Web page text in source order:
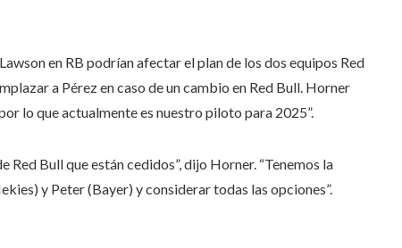
en RB podrían afectar el plan de los dos equipos Red
a Pérez en caso de un cambio en Red Bull. Horner
lo que actualmente es nuestro piloto para 2025”.
Bull que están cedidos”, dijo Horner. “Tenemos la
y Peter (Bayer) y considerar todas las opciones”.